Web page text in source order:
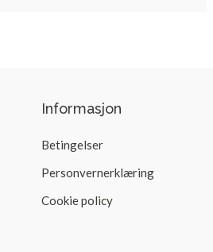
Informasjon
Betingelser
Personvernerklæring
Cookie policy